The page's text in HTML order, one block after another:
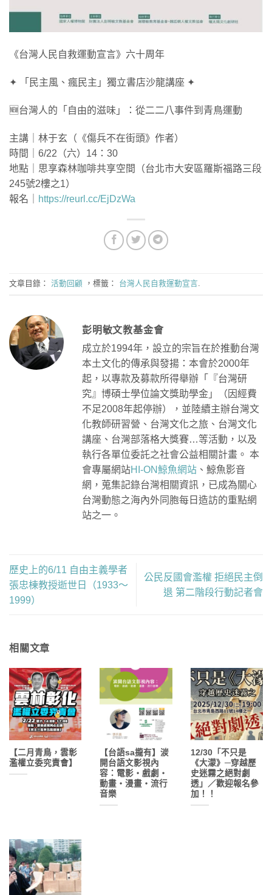
《台灣人民自救運動宣言》六十周年
✦ 「民主風、瘋民主」獨立書店沙龍講座 ✦
🆕台灣人的「自由的滋味」：從二二八事件到青鳥運動
主講｜林于玄（《傷兵不在街頭》作者）
時間｜6/22（六）14：30
地點｜思享森林咖啡共享空間（台北市大安區羅斯福路三段
245號2樓之1）
報名｜
https://reurl.cc/EjDzWa
文章目錄： 活動回顧 ，標籤： 台灣人民自救運動宣言
彭明敏文教基金會
成立於1994年，設立的宗旨在於推動台灣
本土文化的傳承與發揚：本會於2000年
起，以專款及募款所得舉辦「『台灣研
究』博碩士學位論文獎助學金」（因經費
不足2008年起停辦），並陸續主辦台灣文
化教師研習營、台灣文化之旅、台灣文化
講座、台灣部落格大獎賽…等活動，以及
執行各單位委託之社會公益相關計畫。 本
會專屬網站HI-ON鯨魚網站 、鯨魚影音
網，蒐集記錄台灣相關資訊，已成為關心
台灣動態之海內外同胞每日造訪的重點網
站之一。
歷史上的6/11 自由主義學者
張忠棟教授逝世日（1933～
1999）
公民反國會濫權 拒絕民主倒
退 第二階段行動記者會
相關文章
【二月青鳥，雲彰
濫權立委究責會】
【台語sa攏有】湠
開台語文影視內
容：電影‧戲劇‧
動畫‧漫畫‧流行
音樂
12/30「不只是
《大濛》─穿越歷
史迷霧之絕對劇
透」／歡迎報名參
加！！